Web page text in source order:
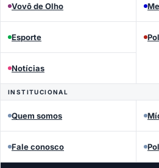
Vovô de Olho
Esporte
Notícias
INSTITUCIONAL
Quem somos
Fale conosco